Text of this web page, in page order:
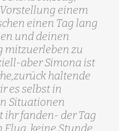
einem
einen Tag lang
und deinen
mitzuerleben zu
aber Simona ist
haltende
es selbst in
Situationen
ihr fanden- der Tag